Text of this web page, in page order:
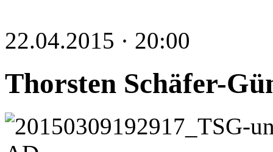
22.04.2015 · 20:00
Thorsten Schäfer-